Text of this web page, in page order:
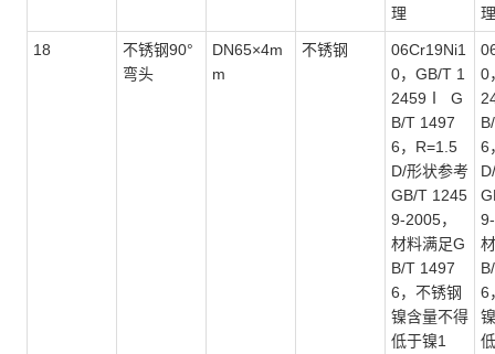
理
理
18 不锈钢90°
弯头
DN65×4m
m
不锈钢
06Cr19Ni1
0，GB/T 1
2459Ⅰ G
B/T 1497
6，R=1.5
D/形状参考
GB/T 1245
9-2005，
材料满足G
B/T 1497
6，不锈钢
镍含量不得
低于镍1
0
6
6